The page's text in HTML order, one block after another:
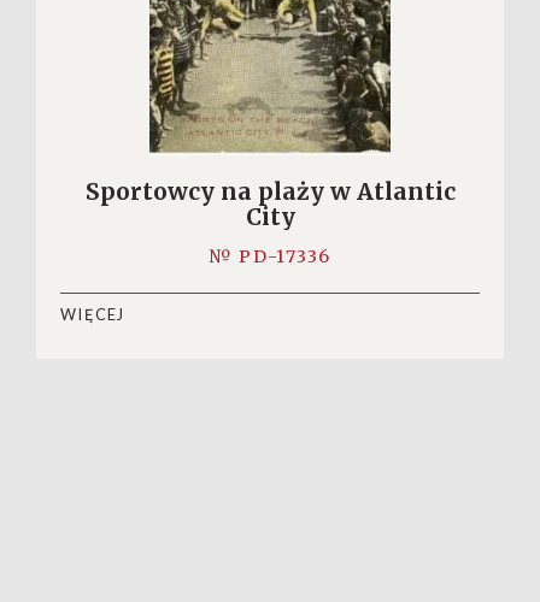
Sportowcy na plaży w Atlantic
City
№ PD-17336
WIĘCEJ